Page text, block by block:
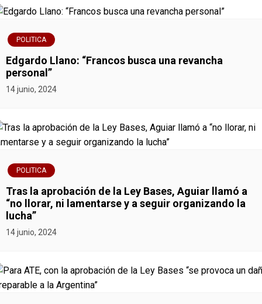
e
g
a
c
i
ó
n
d
e
POLITICA
Edgardo Llano: “Francos busca una revancha
personal”
14 junio, 2024
POLITICA
Tras la aprobación de la Ley Bases, Aguiar llamó a
“no llorar, ni lamentarse y a seguir organizando la
lucha”
14 junio, 2024